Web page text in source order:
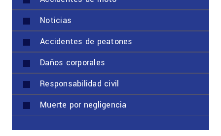
Noticias
Accidentes de peatones
Daños corporales
Responsabilidad civil
Muerte por negligencia